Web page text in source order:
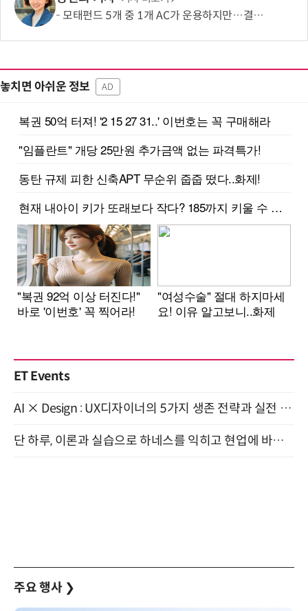
모태펀드 5개 중 1개 AC가 운용하지만…결성액 비중은 5.6%
놓치면 아쉬운 정보 AD
ET Events
AI × Design : UX디자이너의 5가지 생존 전략과 실전 대응 8월 28일 개최
단 하루, 이론과 실습으로 하네스를 익히고 현업에 바로 쓰는 핸즈온 워크숍 (8/20)
주요 행사 ❯